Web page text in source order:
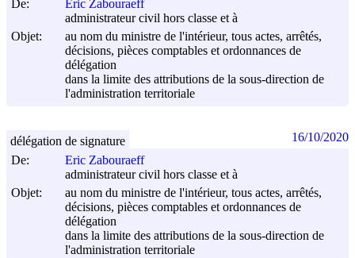
De:
Eric Zabouraeff
administrateur civil hors classe et à
Objet:
au nom du ministre de l'intérieur, tous actes, arrêtés,
décisions, pièces comptables et ordonnances de
délégation
dans la limite des attributions de la sous-direction de
l'administration territoriale
De:
Eric Zabouraeff
administrateur civil hors classe et à
Objet:
au nom du ministre de l'intérieur, tous actes, arrêtés,
décisions, pièces comptables et ordonnances de
délégation
dans la limite des attributions de la sous-direction de
l'administration territoriale
délégation de signature 16/10/2020